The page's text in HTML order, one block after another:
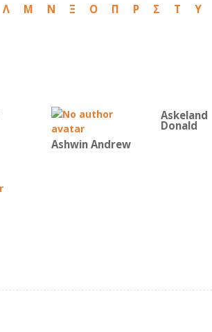
Λ Μ Ν Ξ Ο Π Ρ Σ Τ Υ
Ashwin Andrew
Askeland
Donald